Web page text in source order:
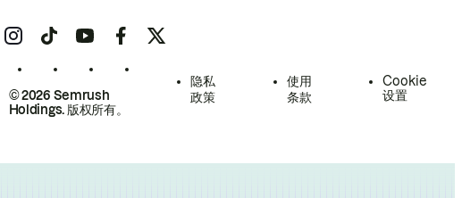
© 2026 Semrush
Holdings. 版权所有。
隐私
政策
使用
条款
Cookie
设置